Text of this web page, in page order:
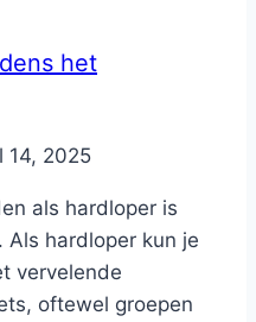
het
14, 2025
als hardloper is
Als hardloper kun je
vervelende
oftewel groepen